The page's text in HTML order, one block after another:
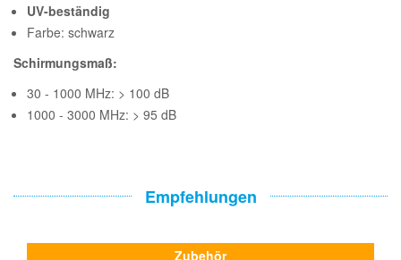
UV-beständig
Farbe: schwarz
Schirmungsmaß:
30 - 1000 MHz: > 100 dB
1000 - 3000 MHz: > 95 dB
Empfehlungen
Zubehör